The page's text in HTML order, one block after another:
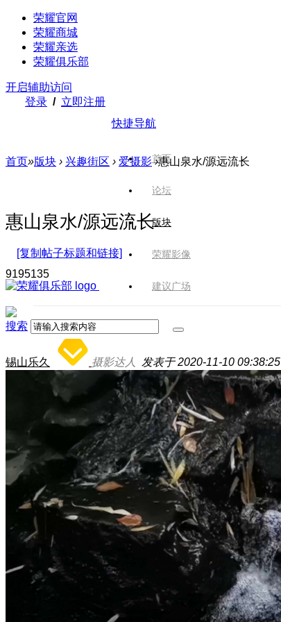
荣耀官网
荣耀商城
荣耀亲选
荣耀俱乐部
开启辅助访问
登录 / 立即注册
快捷导航
首页
论坛
版块
荣耀影像
建议广场
搜索
首页»版块 › 兴趣街区 › 爱摄影 ›惠山泉水/源远流长
惠山泉水/源远流长
[复制帖子标题和链接]
9195135
锡山乐久
摄影达人 发表于 2020-11-10 09:38:25